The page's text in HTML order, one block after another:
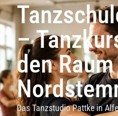
–
den Raum
Das Tanzstudio Pattke in